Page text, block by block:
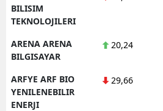
BILISIM
TEKNOLOJILERI
ARENA ARENA
BILGISAYAR
20,24
ARFYE ARF BIO
YENILENEBILIR
ENERJI
29,66